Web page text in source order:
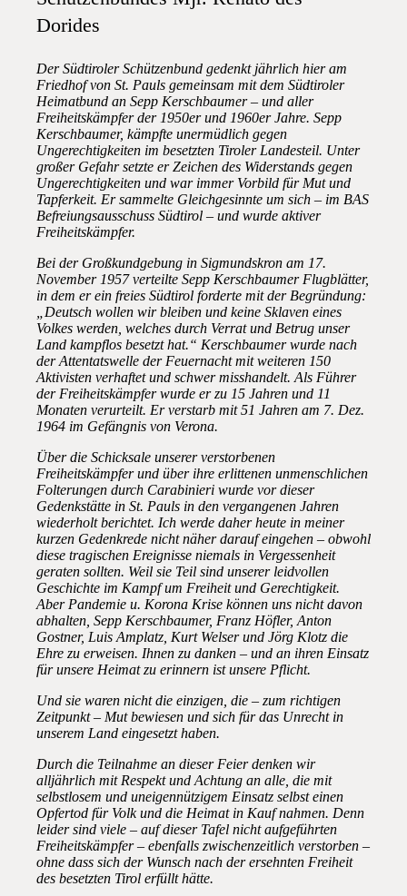
Dorides
Der Südtiroler Schützenbund gedenkt jährlich hier am
Friedhof von St. Pauls gemeinsam mit dem Südtiroler
Heimatbund an Sepp Kerschbaumer – und aller
Freiheitskämpfer der 1950er und 1960er Jahre. Sepp
Kerschbaumer, kämpfte unermüdlich gegen
Ungerechtigkeiten im besetzten Tiroler Landesteil. Unter
großer Gefahr setzte er Zeichen des Widerstands gegen
Ungerechtigkeiten und war immer Vorbild für Mut und
Tapferkeit. Er sammelte Gleichgesinnte um sich – im BAS
Befreiungsausschuss Südtirol – und wurde aktiver
Freiheitskämpfer.
Bei der Großkundgebung in Sigmundskron am 17.
November 1957 verteilte Sepp Kerschbaumer Flugblätter,
in dem er ein freies Südtirol forderte mit der Begründung:
„Deutsch wollen wir bleiben und keine Sklaven eines
Volkes werden, welches durch Verrat und Betrug unser
Land kampflos besetzt hat.“ Kerschbaumer wurde nach
der Attentatswelle der Feuernacht mit weiteren 150
Aktivisten verhaftet und schwer misshandelt. Als Führer
der Freiheitskämpfer wurde er zu 15 Jahren und 11
Monaten verurteilt. Er verstarb mit 51 Jahren am 7. Dez.
1964 im Gefängnis von Verona.
Über die Schicksale unserer verstorbenen
Freiheitskämpfer und über ihre erlittenen unmenschlichen
Folterungen durch Carabinieri wurde vor dieser
Gedenkstätte in St. Pauls in den vergangenen Jahren
wiederholt berichtet. Ich werde daher heute in meiner
kurzen Gedenkrede nicht näher darauf eingehen – obwohl
diese tragischen Ereignisse niemals in Vergessenheit
geraten sollten. Weil sie Teil sind unserer leidvollen
Geschichte im Kampf um Freiheit und Gerechtigkeit.
Aber Pandemie u. Korona Krise können uns nicht davon
abhalten, Sepp Kerschbaumer, Franz Höfler, Anton
Gostner, Luis Amplatz, Kurt Welser und Jörg Klotz die
Ehre zu erweisen. Ihnen zu danken – und an ihren Einsatz
für unsere Heimat zu erinnern ist unsere Pflicht.
Und sie waren nicht die einzigen, die – zum richtigen
Zeitpunkt – Mut bewiesen und sich für das Unrecht in
unserem Land eingesetzt haben.
Durch die Teilnahme an dieser Feier denken wir
alljährlich mit Respekt und Achtung an alle, die mit
selbstlosem und uneigennützigem Einsatz selbst einen
Opfertod für Volk und die Heimat in Kauf nahmen. Denn
leider sind viele – auf dieser Tafel nicht aufgeführten
Freiheitskämpfer – ebenfalls zwischenzeitlich verstorben –
ohne dass sich der Wunsch nach der ersehnten Freiheit
des besetzten Tirol erfüllt hätte.